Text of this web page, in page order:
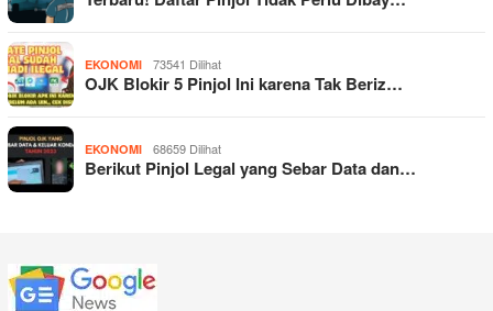
EKONOMI 73541 Dilihat
OJK Blokir 5 Pinjol Ini karena Tak Beriz…
EKONOMI 68659 Dilihat
Berikut Pinjol Legal yang Sebar Data dan…